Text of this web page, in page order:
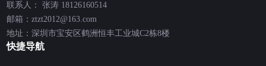
联系人： 张涛 18126160514
邮箱：ztzt2012@163.com
地址：深圳市宝安区鹤洲恒丰工业城C2栋8楼
快捷导航